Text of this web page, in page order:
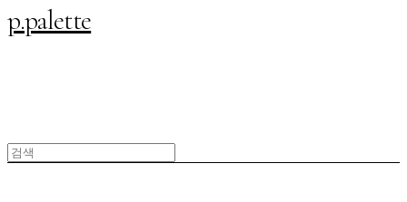
p.palette